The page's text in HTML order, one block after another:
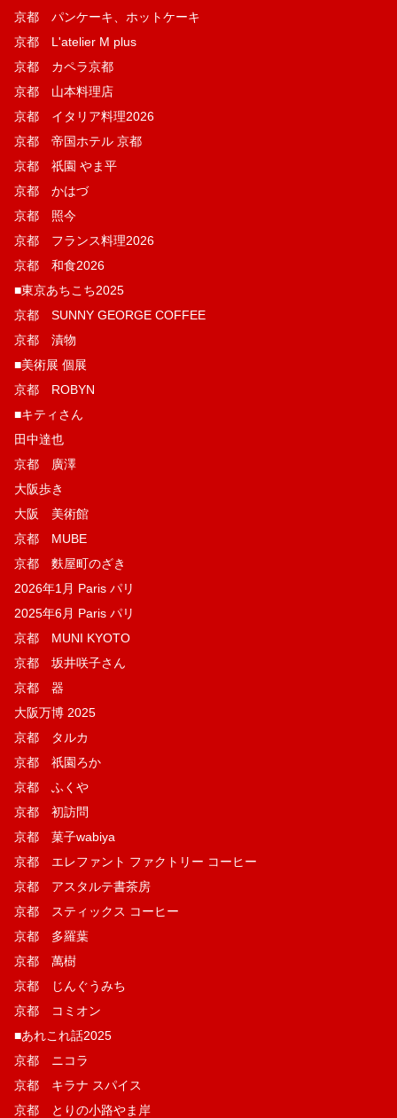
京都 パンケーキ、ホットケーキ
京都 L'atelier M plus
京都 カペラ京都
京都 山本料理店
京都 イタリア料理2026
京都 帝国ホテル 京都
京都 祇園 やま平
京都 かはづ
京都 照今
京都 フランス料理2026
京都 和食2026
■東京あちこち2025
京都 SUNNY GEORGE COFFEE
京都 漬物
■美術展 個展
京都 ROBYN
■キティさん
田中達也
京都 廣澤
大阪歩き
大阪 美術館
京都 MUBE
京都 麩屋町のざき
2026年1月 Paris パリ
2025年6月 Paris パリ
京都 MUNI KYOTO
京都 坂井咲子さん
京都 器
大阪万博 2025
京都 タルカ
京都 祇園ろか
京都 ふくや
京都 初訪問
京都 菓子wabiya
京都 エレファント ファクトリー コーヒー
京都 アスタルテ書茶房
京都 スティックス コーヒー
京都 多羅葉
京都 萬樹
京都 じんぐうみち
京都 コミオン
■あれこれ話2025
京都 ニコラ
京都 キラナ スパイス
京都 とりの小路やま岸